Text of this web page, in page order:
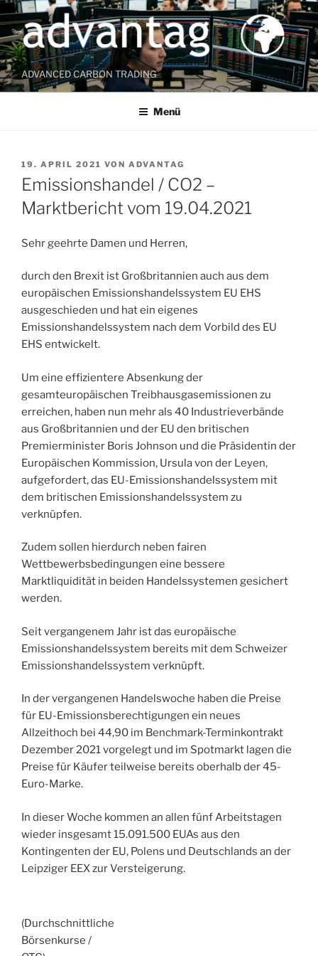
Zum
Inhalt
springen
ADVANCED CARBON TRADING
Menü
VERÖFFENTLICHT
AM
19. APRIL 2021 VON ADVANTAG
Emissionshandel / CO2 –
Marktbericht vom 19.04.2021
Sehr geehrte Damen und Herren,
durch den Brexit ist Großbritannien auch aus dem
europäischen Emissionshandelssystem EU EHS
ausgeschieden und hat ein eigenes
Emissionshandelssystem nach dem Vorbild des EU
EHS entwickelt.
Um eine effizientere Absenkung der
gesamteuropäischen Treibhausgasemissionen zu
erreichen, haben nun mehr als 40 Industrieverbände
aus Großbritannien und der EU den britischen
Premierminister Boris Johnson und die Präsidentin der
Europäischen Kommission, Ursula von der Leyen,
aufgefordert, das EU-Emissionshandelssystem mit
dem britischen Emissionshandelssystem zu
verknüpfen.
Zudem sollen hierdurch neben fairen
Wettbewerbsbedingungen eine bessere
Marktliquidität in beiden Handelssystemen gesichert
werden.
Seit vergangenem Jahr ist das europäische
Emissionshandelssystem bereits mit dem Schweizer
Emissionshandelssystem verknüpft.
In der vergangenen Handelswoche haben die Preise
für EU-Emissionsberechtigungen ein neues
Allzeithoch bei 44,90 im Benchmark-Terminkontrakt
Dezember 2021 vorgelegt und im Spotmarkt lagen die
Preise für Käufer teilweise bereits oberhalb der 45-
Euro-Marke.
In dieser Woche kommen an allen fünf Arbeitstagen
wieder insgesamt 15.091.500 EUAs aus den
Kontingenten der EU, Polens und Deutschlands an der
Leipziger EEX zur Versteigerung.
(Durchschnittliche
Börsenkurse /